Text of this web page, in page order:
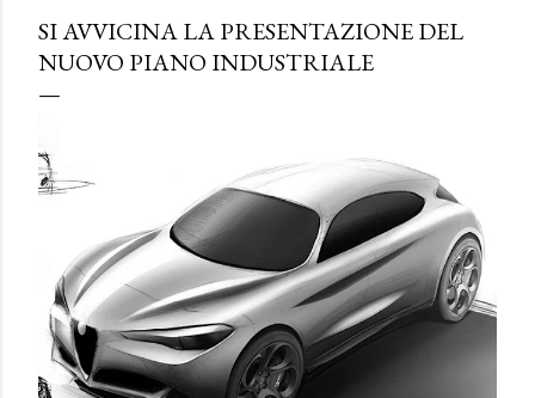
SI AVVICINA LA PRESENTAZIONE DEL
NUOVO PIANO INDUSTRIALE